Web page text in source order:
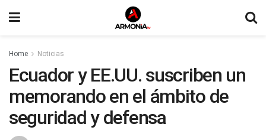
Home Noticias
Ecuador y EE.UU. suscriben un
memorando en el ámbito de
seguridad y defensa